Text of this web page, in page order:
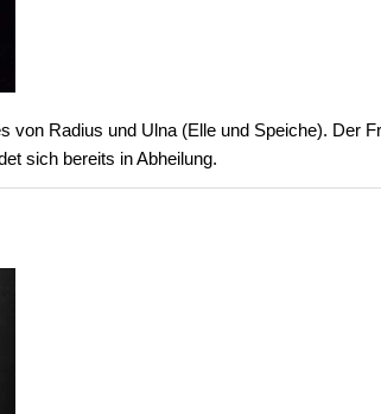
Radius und Ulna (Elle und Speiche). Der
sich bereits in Abheilung.